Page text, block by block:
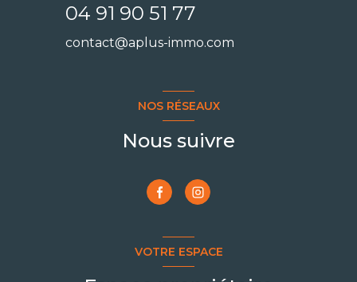
04 91 90 51 77
contact@aplus-immo.com
NOS RÉSEAUX
Nous suivre
VOTRE ESPACE